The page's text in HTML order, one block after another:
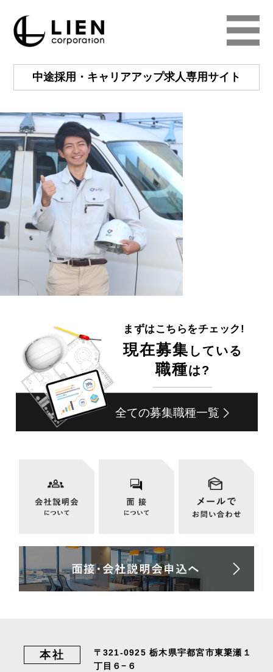
中途採用・キャリアアップ求人専用サイト
まずはこちらをチェック!
現在募集 している
職種は?
全ての募集職種一覧
本社 〒321-0925栃木県宇都宮市東簗瀬１
丁目６−６